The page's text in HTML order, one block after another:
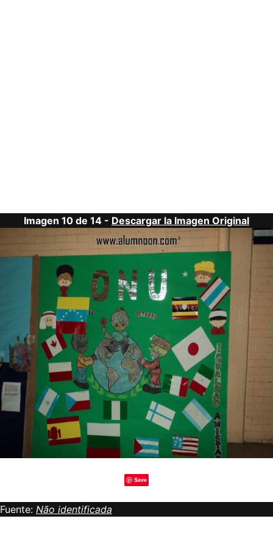
Imagen 10 de 14 - Descargar la Imagen Original
Save
Fuente: Não identificada